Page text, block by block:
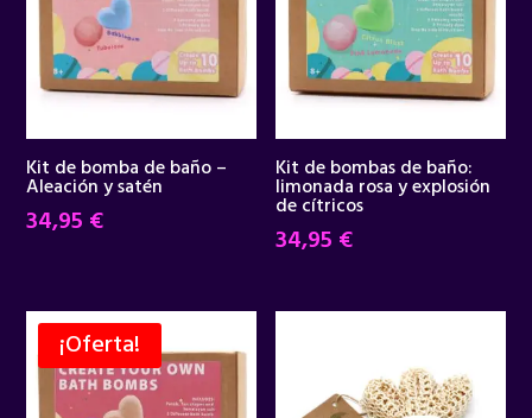
Kit de bomba de baño –
Aleación y satén
34,95 €
Kit de bombas de baño:
limonada rosa y explosión
de cítricos
34,95 €
¡Oferta!